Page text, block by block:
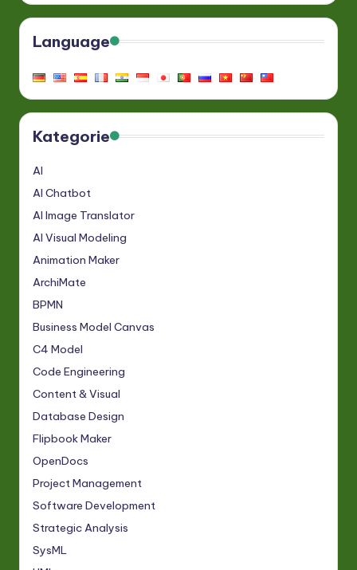
Language
Kategorie
AI
AI Chatbot
AI Image Translator
AI Visual Modeling
Animation Maker
ArchiMate
BPMN
Business Model Canvas
C4 Model
Code Engineering
Content & Visual
Database Design
Flipbook Maker
OpenDocs
Project Management
Software Development
Strategic Analysis
SysML